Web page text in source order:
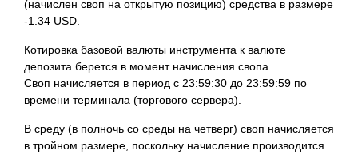
(начислен своп на открытую позицию) средства в размере
-1.34 USD.
Котировка базовой валюты инструмента к валюте
депозита берется в момент начисления свопа.
Своп начисляется в период с 23:59:30 до 23:59:59 по
времени терминала (торгового сервера).
В среду (в полночь со среды на четверг) своп начисляется
в тройном размере, поскольку начисление производится